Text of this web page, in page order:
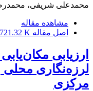
محمدعلی شریفی،
مشاهده مقاله
اصل مقاله 721.32 K
ارزیابی
لرزه‌نگاری محلی
مرکزی